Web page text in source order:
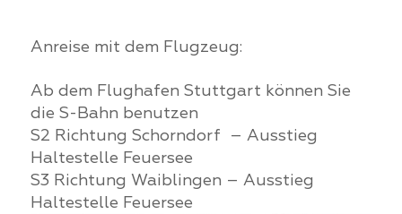
Anreise mit dem Flugzeug:
Ab dem Flughafen Stuttgart können Sie
die S-Bahn benutzen
S2 Richtung Schorndorf – Ausstieg
Haltestelle Feuersee
S3 Richtung Waiblingen – Ausstieg
Haltestelle Feuersee